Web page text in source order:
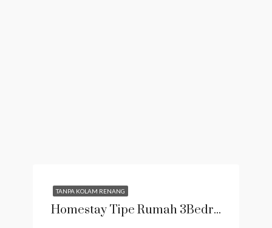
TANPA KOLAM RENANG
Homestay Tipe Rumah 3Bedroom